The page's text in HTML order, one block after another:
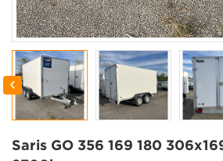

Saris GO 356 169 180